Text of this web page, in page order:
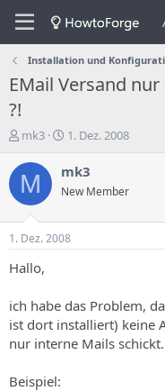
Installation und
EMail Versand
?!
E
s
t
e
l
e
r
s
T
h
m
mk3
E
s
e
l
u
d
a
t
1. Dez. 2008
M mk3
New Member
1. Dez. 2008
Hallo,
ich habe das Problem,
ist dort installiert) keine
nur interne Mails schickt.
Beispiel: